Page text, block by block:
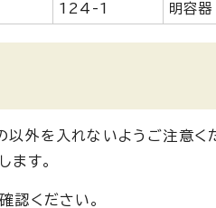
124-1
明容器
以外を入れないようご注意
ます。
認ください。